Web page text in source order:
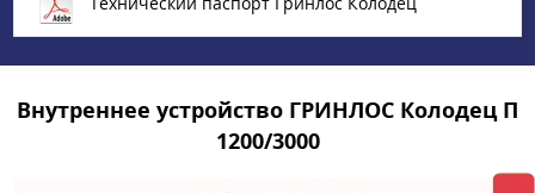
Внутреннее устройство ГРИНЛОС Колодец П
1200/3000